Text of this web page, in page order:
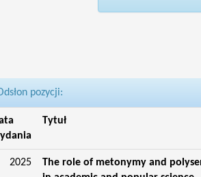
pozycji:
Tytuł
2025
The role of metonymy and